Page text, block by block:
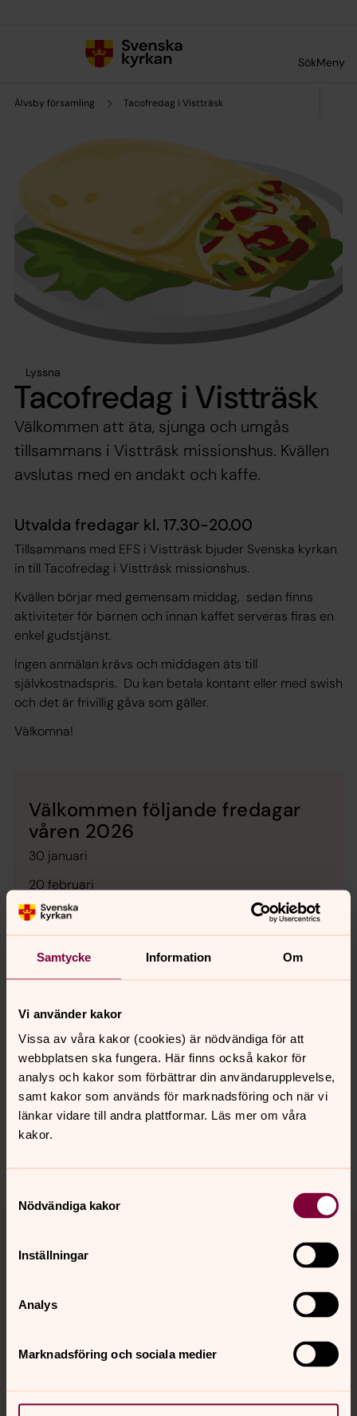
Samtycke Information Om
Vi använder kakor
Vissa av våra kakor (cookies) är nödvändiga för att
webbplatsen ska fungera. Här finns också kakor för
analys och kakor som förbättrar din användarupplevelse,
samt kakor som används för marknadsföring och när vi
länkar vidare till andra plattformar. Läs mer om våra
kakor.
Nödvändiga kakor
Inställningar
Analys
Marknadsföring och sociala medier
SökMeny
Älvsby församling Tacofredag i Vistträsk
Lyssna
Tacofredag i Vistträsk
Välkommen att äta, sjunga och umgås
tillsammans i Vistträsk missionshus. Kvällen
avslutas med en andakt och kaffe.
Utvalda fredagar kl. 17.30-20.00
Tillsammans med EFS i Vistträsk bjuder Svenska kyrkan
in till Tacofredag i Vistträsk missionshus.
Kvällen börjar med gemensam middag, sedan finns
aktiviteter för barnen och innan kaffet serveras firas en
enkel gudstjänst.
Ingen anmälan krävs och middagen äts till
självkostnadspris. Du kan betala kontant eller med swish
och det är frivillig gåva som gäller.
Välkomna!
Välkommen följande fredagar
våren 2026
30 januari
20 februari
20 mars
24 april
Senast ändrad 23 januari 2026
Synpunkter eller frågor på sidans
innehåll?
alvsby.forsamling@svenskakyrkan.se
Dela
Tillbaka till toppen
Tillbaka till innehållet
Kontakt
Kalender